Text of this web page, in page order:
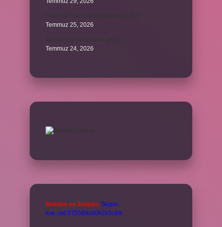
Temmuz 25, 2026
Temmuz 24, 2026
Reklam ve İletişim: Skype:
live:.cid.575569c608265c69